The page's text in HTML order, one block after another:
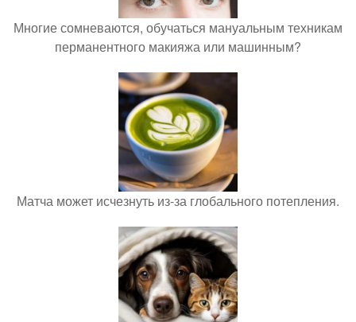
Многие сомневаются, обучаться мануальным техникам
перманентного макияжа или машинным?
Матча может исчезнуть из-за глобального потепления.